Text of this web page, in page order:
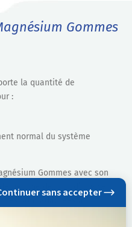
Gommes
la quantité de
:
normal du système
Gommes avec son
pectine de fruit d’origine
sont adaptées aux